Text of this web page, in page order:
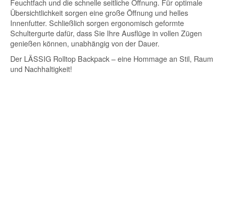
Feuchtfach und die schnelle seitliche Öffnung. Für optimale
Übersichtlichkeit sorgen eine große Öffnung und helles
Innenfutter. Schließlich sorgen ergonomisch geformte
Schultergurte dafür, dass Sie Ihre Ausflüge in vollen Zügen
genießen können, unabhängig von der Dauer.
Der LÄSSIG Rolltop Backpack – eine Hommage an Stil, Raum
und Nachhaltigkeit!